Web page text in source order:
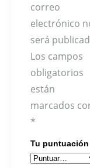
correo
electrónico
será
Los campos
obligatorios
están
marcados
*
Tu puntuación